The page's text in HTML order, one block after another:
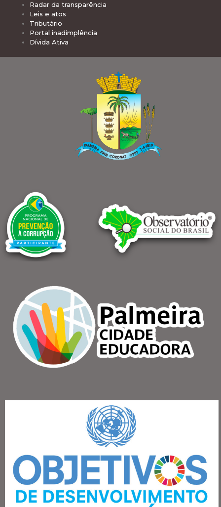
Radar da transparência
Leis e atos
Tributário
Portal inadimplência
Dívida Ativa